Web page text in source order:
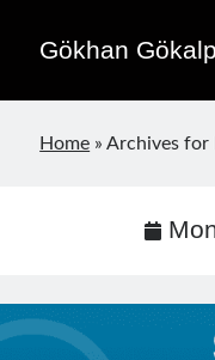
Gökhan Gökalp
Sidebar
Home »Archives for